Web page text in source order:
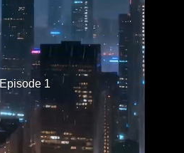
Episode 1